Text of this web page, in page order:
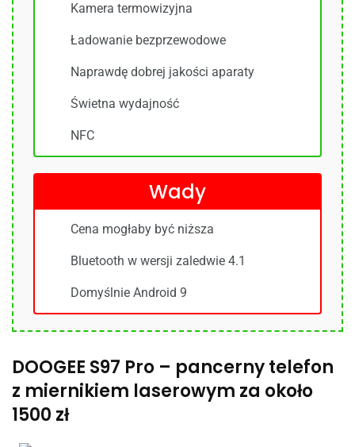
Kamera termowizyjna
Ładowanie bezprzewodowe
Naprawdę dobrej jakości aparaty
Świetna wydajność
NFC
Wady
Cena mogłaby być niższa
Bluetooth w wersji zaledwie 4.1
Domyślnie Android 9
DOOGEE S97 Pro – pancerny telefon
z miernikiem laserowym za około
1500 zł